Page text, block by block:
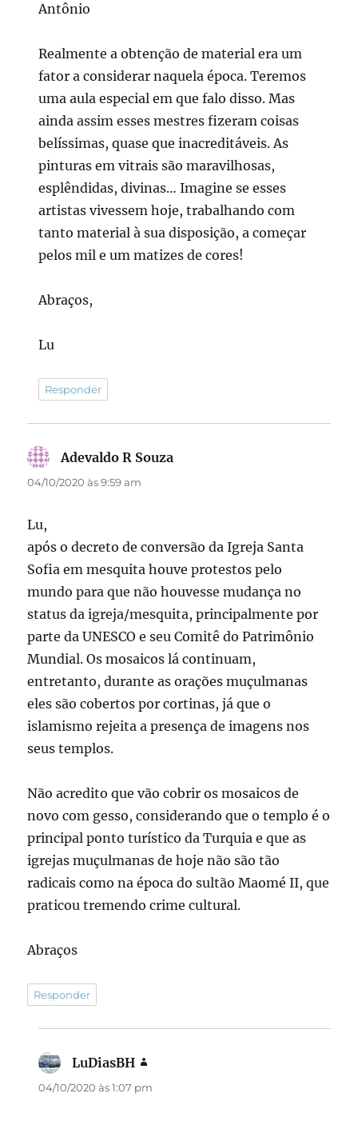
Antônio
Realmente a obtenção de material era um
fator a considerar naquela época. Teremos
uma aula especial em que falo disso. Mas
ainda assim esses mestres fizeram coisas
belíssimas, quase que inacreditáveis. As
pinturas em vitrais são maravilhosas,
esplêndidas, divinas… Imagine se esses
artistas vivessem hoje, trabalhando com
tanto material à sua disposição, a começar
pelos mil e um matizes de cores!
Abraços,
Lu
Responder
Adevaldo R Souza
04/10/2020 às 9:59 am
Lu,
após o decreto de conversão da Igreja Santa
Sofia em mesquita houve protestos pelo
mundo para que não houvesse mudança no
status da igreja/mesquita, principalmente por
parte da UNESCO e seu Comitê do Patrimônio
Mundial. Os mosaicos lá continuam,
entretanto, durante as orações muçulmanas
eles são cobertos por cortinas, já que o
islamismo rejeita a presença de imagens nos
seus templos.
Não acredito que vão cobrir os mosaicos de
novo com gesso, considerando que o templo é o
principal ponto turístico da Turquia e que as
igrejas muçulmanas de hoje não são tão
radicais como na época do sultão Maomé II, que
praticou tremendo crime cultural.
Abraços
Responder
LuDiasBH
04/10/2020 às 1:07 pm